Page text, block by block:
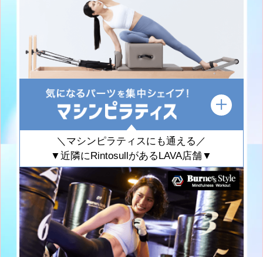
＼マシンピラティスにも通える／
▼近隣にRintosullがあるLAVA店舗▼